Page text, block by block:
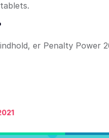
er Penalty Power